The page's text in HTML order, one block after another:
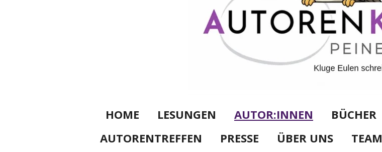
HOME LESUNGEN AUTOR:INNEN BÜCHER
AUTORENTREFFEN
PRESSE ÜBER UNS TEAM